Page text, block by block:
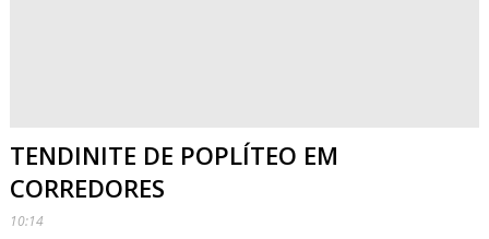
TENDINITE DE POPLÍTEO EM
CORREDORES
10:14